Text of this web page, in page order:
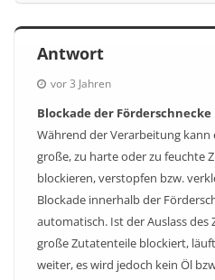
Antwort
vor 3 Jahren
Blockade der
Während der Verarbeitung kann
große, zu harte oder zu feuchte
blockieren, verstopfen bzw.
Blockade innerhalb der
automatisch. Ist der Auslass
große Zutatenteile blockiert,
weiter, es wird jedoch kein Öl